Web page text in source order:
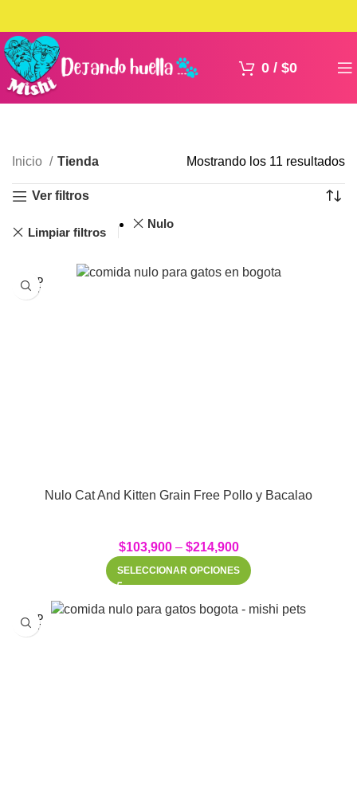
0 / $0
Inicio Tienda Mostrando los 11 resultados
Ver filtros
Limpiar filtros
Nulo
SOLD
OUT
Nulo Cat And Kitten Grain Free Pollo y Bacalao
$103,900– $214,900
SELECCIONAR OPCIONES
SOLD
OUT